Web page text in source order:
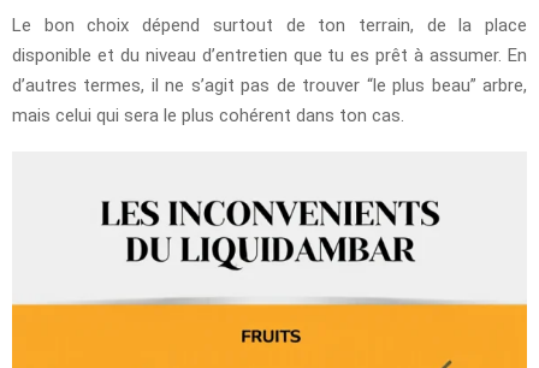
Le bon choix dépend surtout de ton terrain, de la place
disponible et du niveau d’entretien que tu es prêt à assumer. En
d’autres termes, il ne s’agit pas de trouver “le plus beau” arbre,
mais celui qui sera le plus cohérent dans ton cas.